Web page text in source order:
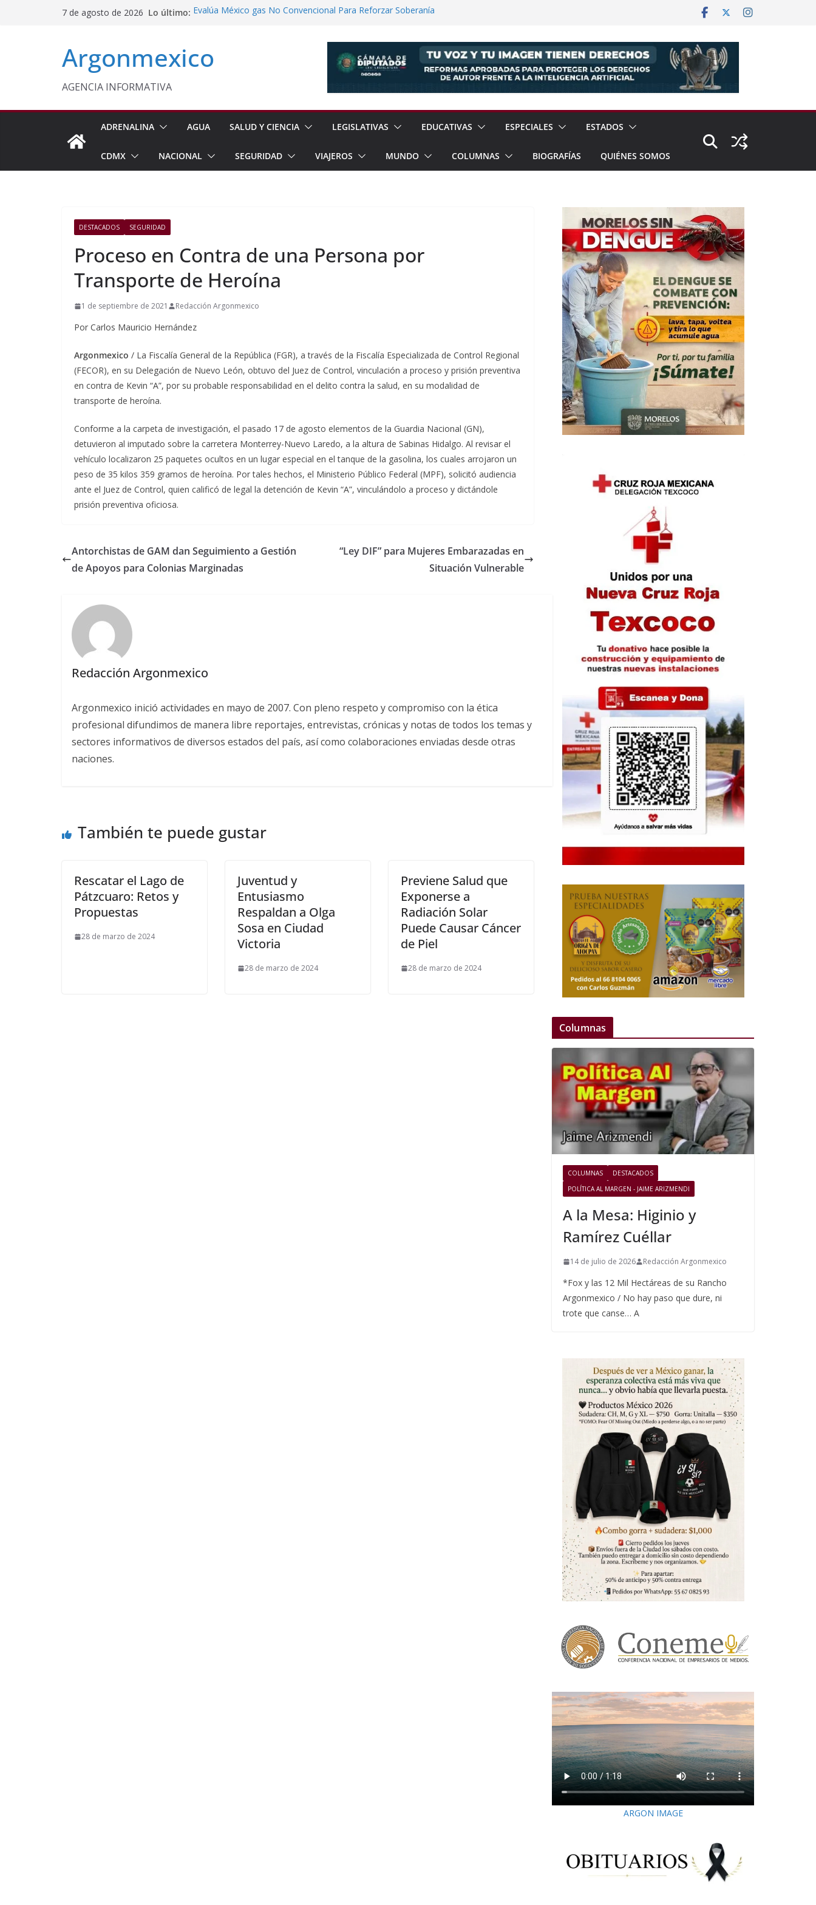
7 de agosto de 2026 Lo último: Evalúa México gas No Convencional Para Reforzar Soberanía
Texcoco Fortalece Prestaciones de Trabajadores del
Aseguran Casi 10 Millones de Cigarrillos Apócrifos en
Michoacán
Argonmexico
AGENCIA INFORMATIVA
ADRENALINA AGUA SALUD Y CIENCIA LEGISLATIVAS EDUCATIVAS ESPECIALES ESTADOS
CDMX NACIONAL SEGURIDAD VIAJEROS MUNDO COLUMNAS BIOGRAFÍAS QUIÉNES SOMOS
DESTACADOS SEGURIDAD
Proceso en Contra de una Persona por
Transporte de Heroína
1 de septiembre de 2021 Redacción Argonmexico
Por Carlos Mauricio Hernández
Argonmexico / La Fiscalía General de la República (FGR), a través de la Fiscalía Especializada de Control Regional
(FECOR), en su Delegación de Nuevo León, obtuvo del Juez de Control, vinculación a proceso y prisión preventiva
en contra de Kevin “A”, por su probable responsabilidad en el delito contra la salud, en su modalidad de
transporte de heroína.
Conforme a la carpeta de investigación, el pasado 17 de agosto elementos de la Guardia Nacional (GN),
detuvieron al imputado sobre la carretera Monterrey-Nuevo Laredo, a la altura de Sabinas Hidalgo. Al revisar el
vehículo localizaron 25 paquetes ocultos en un lugar especial en el tanque de la gasolina, los cuales arrojaron un
peso de 35 kilos 359 gramos de heroína. Por tales hechos, el Ministerio Público Federal (MPF), solicitó audiencia
ante el Juez de Control, quien calificó de legal la detención de Kevin “A”, vinculándolo a proceso y dictándole
prisión preventiva oficiosa.
Antorchistas de GAM dan Seguimiento a Gestión
de Apoyos para Colonias Marginadas
“Ley DIF” para Mujeres Embarazadas en
Situación Vulnerable
Redacción Argonmexico
Argonmexico inició actividades en mayo de 2007. Con pleno respeto y compromiso con la ética
profesional difundimos de manera libre reportajes, entrevistas, crónicas y notas de todos los temas y
sectores informativos de diversos estados del país, así como colaboraciones enviadas desde otras
naciones.
También te puede gustar
Rescatar el Lago de
Pátzcuaro: Retos y
Propuestas
28 de marzo de 2024
Juventud y
Entusiasmo
Respaldan a Olga
Sosa en Ciudad
Victoria
28 de marzo de 2024
Previene Salud que
Exponerse a
Radiación Solar
Puede Causar Cáncer
de Piel
28 de marzo de 2024
Columnas
COLUMNAS
DESTACADOS
POLÍTICA AL MARGEN - JAIME ARIZMENDI
A la Mesa: Higinio y
Ramírez Cuéllar
14 de julio de 2026 Redacción Argonmexico
*Fox y las 12 Mil Hectáreas de su Rancho
Argonmexico / No hay paso que dure, ni
trote que canse… A
ARGON IMAGE